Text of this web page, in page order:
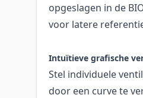
opgeslagen in de
voor latere
Intuïtieve grafische
Stel individuele
door een curve te